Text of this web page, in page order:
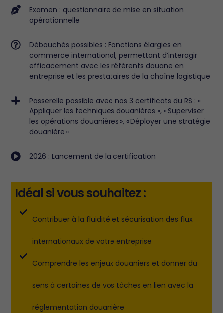
Examen : questionnaire de mise en situation
opérationnelle
Débouchés possibles : Fonctions élargies en
commerce international, permettant d’interagir
efficacement avec les référents douane en
entreprise et les prestataires de la chaîne logistique
Passerelle possible avec nos 3 certificats du RS : «
Appliquer les techniques douanières », « Superviser
les opérations douanières », « Déployer une stratégie
douanière »
2026 : Lancement de la certification
Idéal si vous souhaitez :
Contribuer à la fluidité et sécurisation des flux
internationaux de votre entreprise
Comprendre les enjeux douaniers et donner du
sens à certaines de vos tâches en lien avec la
réglementation douanière